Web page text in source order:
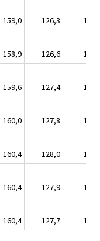
159,0 126,3
158,9 126,6
159,6 127,4
160,0 127,8
160,4 128,0
160,4 127,9
160,4 127,7